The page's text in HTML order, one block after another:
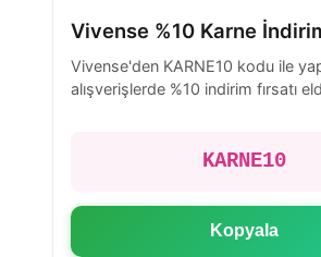
Vivense %10 Karne
Vivense'den KARNE10 kodu ile
alışverişlerde %10 indirim fırsatı
KARNE10
Kopyala